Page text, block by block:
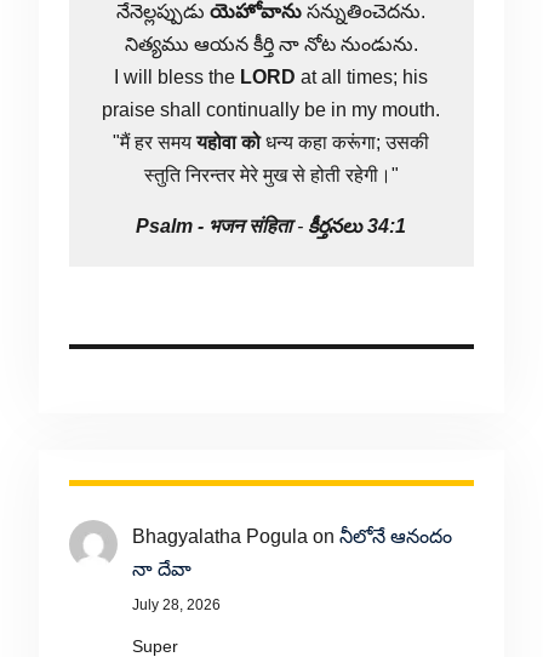
నేనెల్లప్పుడుయెహోవాను సన్నుతించెదను.
నిత్యము ఆయన కీర్తి నా నోట నుండును.
I will bless the LORD at all times; his
praise shall continually be in my mouth.
"मैं हर समययहोवा कोधन्य कहा करूंगा; उसकी
स्तुति निरन्तर मेरे मुख से होती रहेगी।"
Psalm - भजन संहिता- కీర్తనలు 34:1
Bhagyalatha Pogula on నీలోనే ఆనందం
నా దేవా
July 28, 2026
Super